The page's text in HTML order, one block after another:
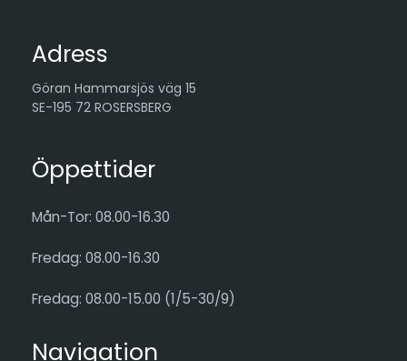
Adress
Göran Hammarsjös väg 15
SE-195 72 ROSERSBERG
Öppettider
Mån-Tor: 08.00-16.30
Fredag: 08.00-16.30
Fredag: 08.00-15.00 (1/5-30/9)
Navigation